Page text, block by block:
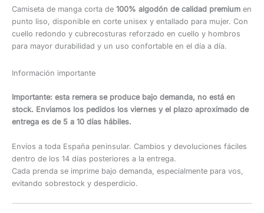
Camiseta de manga corta de 100% algodón de calidad premium en
punto liso, disponible en corte unisex y entallado para mujer. Con
cuello redondo y cubrecosturas reforzado en cuello y hombros
para mayor durabilidad y un uso confortable en el día a día.
Información importante
Importante: esta remera se produce bajo demanda, no está en
stock. Enviamos los pedidos los viernes y el plazo aproximado de
entrega es de 5 a 10 días hábiles.
Envíos a toda España peninsular. Cambios y devoluciones fáciles
dentro de los 14 días posteriores a la entrega.
Cada prenda se imprime bajo demanda, especialmente para vos,
evitando sobrestock y desperdicio.